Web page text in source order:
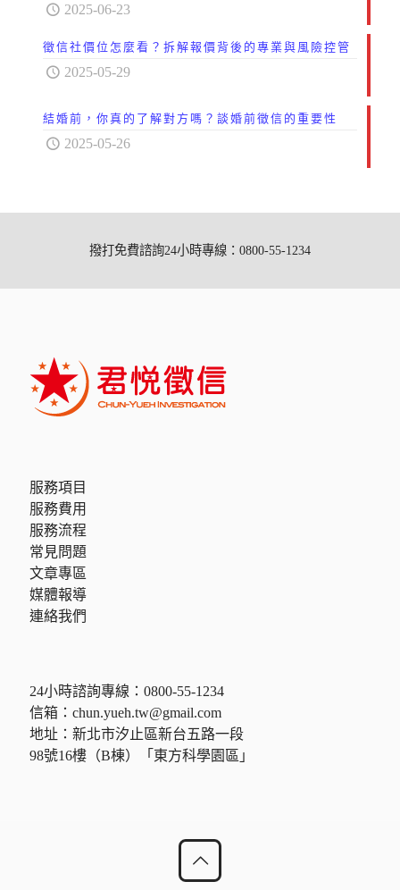
2025-06-23
徵信社價位怎麼看？拆解報價背後的專業與風險控管
2025-05-29
結婚前，你真的了解對方嗎？談婚前徵信的重要性
2025-05-26
撥打免費諮詢24小時專線：0800-55-1234
服務項目
服務費用
服務流程
常見問題
文章專區
媒體報導
連絡我們
24小時諮詢專線： 0800-55-1234
信箱： chun.yueh.tw@gmail.com
地址：新北市汐止區新台五路一段
98號16樓（B棟）「東方科學園區」